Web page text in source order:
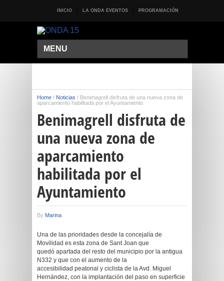
INICIO LA ONDA EVENTOS PROGRAMACIÓN
MENU
Home / Noticias / Benimagrell disfruta de una nueva zona de
aparcamiento habilitada por el Ayuntamiento
Benimagrell disfruta de
una nueva zona de
aparcamiento
habilitada por el
Ayuntamiento
By Marina
Una de las prioridades desde la concejalía de
Movilidad es esta zona de Sant Joan que
quedó apartada del resto del municipio por la antigua
N332 y que con el aumento de la
accesibilidad peatonal y ciclista de la Avd. Miguel
Hernández, con la implantación del paso en superficie